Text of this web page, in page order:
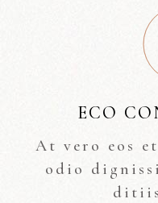
ECO
At vero eos
odio